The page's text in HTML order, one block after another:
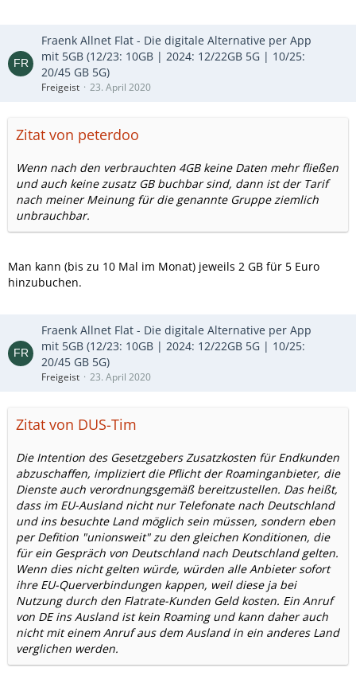
Fraenk Allnet Flat - Die digitale Alternative per App
mit 5GB (12/23: 10GB | 2024: 12/22GB 5G | 10/25:
20/45 GB 5G)
Freigeist 23. April 2020
Zitat von peterdoo
Wenn nach den verbrauchten 4GB keine Daten mehr fließen
und auch keine zusatz GB buchbar sind, dann ist der Tarif
nach meiner Meinung für die genannte Gruppe ziemlich
unbrauchbar.
Man kann (bis zu 10 Mal im Monat) jeweils 2 GB für 5 Euro
hinzubuchen.
Fraenk Allnet Flat - Die digitale Alternative per App
mit 5GB (12/23: 10GB | 2024: 12/22GB 5G | 10/25:
20/45 GB 5G)
Freigeist 23. April 2020
Zitat von DUS-Tim
Die Intention des Gesetzgebers Zusatzkosten für Endkunden
abzuschaffen, impliziert die Pflicht der Roaminganbieter, die
Dienste auch verordnungsgemäß bereitzustellen. Das heißt,
dass im EU-Ausland nicht nur Telefonate nach Deutschland
und ins besuchte Land möglich sein müssen, sondern eben
per Defition "unionsweit" zu den gleichen Konditionen, die
für ein Gespräch von Deutschland nach Deutschland gelten.
Wenn dies nicht gelten würde, würden alle Anbieter sofort
ihre EU-Querverbindungen kappen, weil diese ja bei
Nutzung durch den Flatrate-Kunden Geld kosten. Ein Anruf
von DE ins Ausland ist kein Roaming und kann daher auch
nicht mit einem Anruf aus dem Ausland in ein anderes Land
verglichen werden.